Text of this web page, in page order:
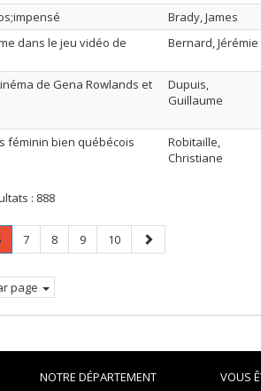
Brady, James
dans le jeu vidéo de
Bernard, Jérémie
de Gena Rowlands et
Dupuis,
Guillaume
féminin bien québécois
Robitaille,
Christiane
: 888
.
Page
Page
7 Page
8 Page
9 Page
10
Page
suivante
page
NOTRE DÉPARTEMENT VOUS